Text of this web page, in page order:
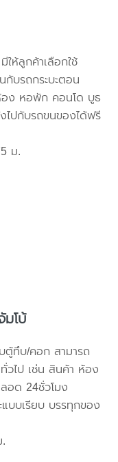
ห้ลูกค้าเลือกใช้
บรถกระบะตอน
อง หอพัก คอนโด บูธ
ไปกับรถขนของได้ฟรี
ม.
โบ้
ตู้ทึบ/คอก สามารถ
วไป เช่น สินค้า ห้อง
อด 24ชั่วโมง
บบเรียบ บรรทุกของ